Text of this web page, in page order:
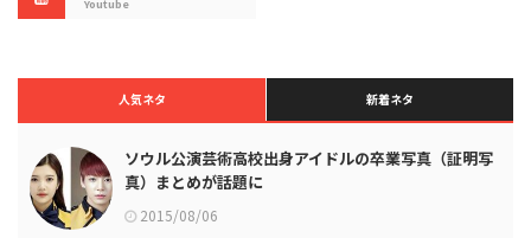
Youtube
人気ネタ 新着ネタ
ソウル公演芸術高校出身アイドルの卒業写真（証明写
真）まとめが話題に
2015/08/06